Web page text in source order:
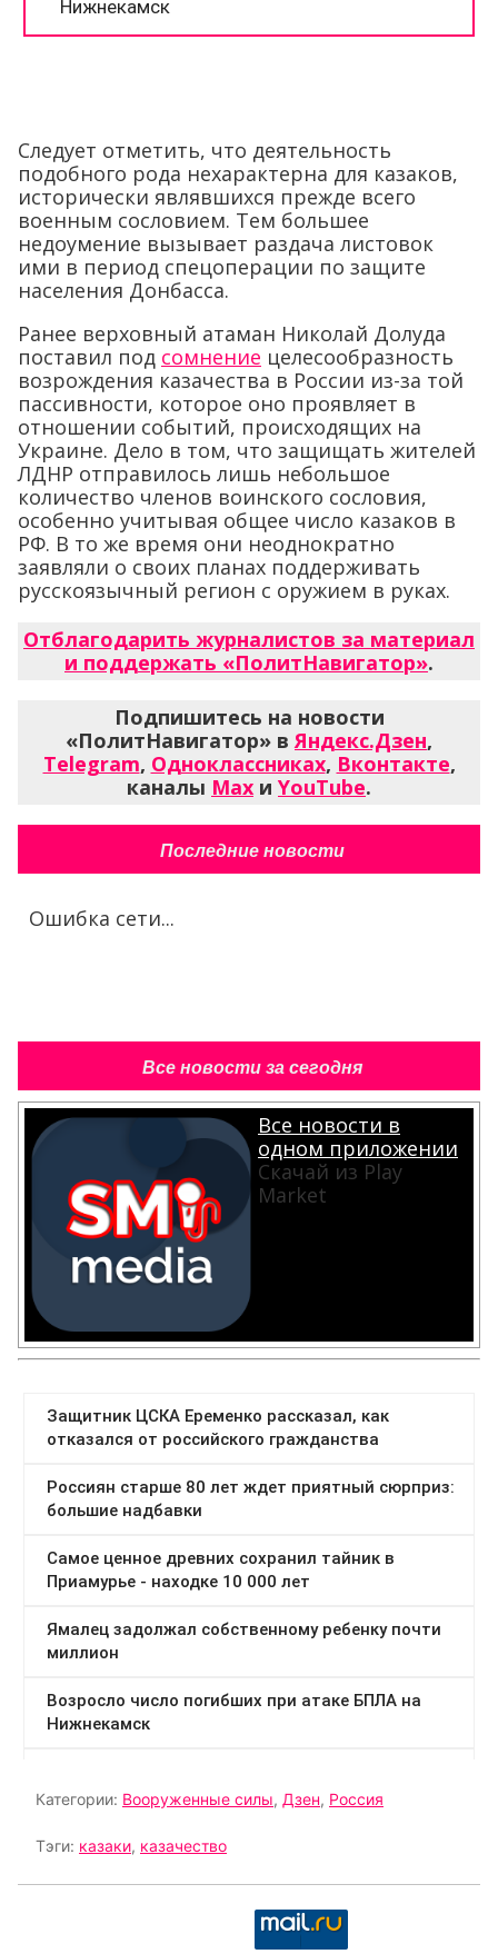
Следует отметить, что деятельность
подобного рода нехарактерна для казаков,
исторически являвшихся прежде всего
военным сословием. Тем большее
недоумение вызывает раздача листовок
ими в период спецоперации по защите
населения Донбасса.
Ранее верховный атаман Николай Долуда
поставил под сомнение целесообразность
возрождения казачества в России из-за той
пассивности, которое оно проявляет в
отношении событий, происходящих на
Украине. Дело в том, что защищать жителей
ЛДНР отправилось лишь небольшое
количество членов воинского сословия,
особенно учитывая общее число казаков в
РФ. В то же время они неоднократно
заявляли о своих планах поддерживать
русскоязычный регион с оружием в руках.
Отблагодарить журналистов за материал
и поддержать «ПолитНавигатор».
Подпишитесь на новости
«ПолитНавигатор» в Яндекс.Дзен,
Telegram, Одноклассниках, Вконтакте,
каналы Max и YouTube.
Последние новости
Ошибка сети...
Все новости за сегодня
Все новости в
одном приложении
Скачай из Play
Market
Категории: Вооруженные силы, Дзен, Россия
Тэги: казаки, казачество